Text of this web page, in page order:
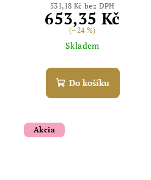
531,18 Kč bez DPH
653,35 Kč
(–24 %)
Skladem
Do košíku
Akcia